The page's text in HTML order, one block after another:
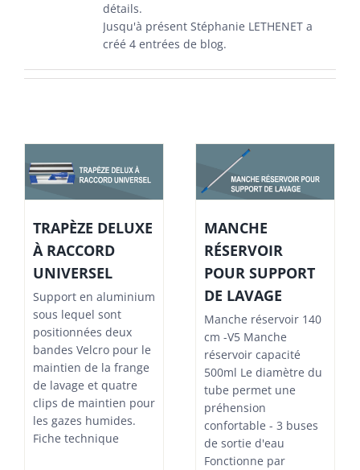
détails.
Jusqu'à présent Stéphanie LETHENET a
créé 4 entrées de blog.
TRAPÈZE DELUXE
À RACCORD
UNIVERSEL
Support en aluminium
sous lequel sont
positionnées deux
bandes Velcro pour le
maintien de la frange
de lavage et quatre
clips de maintien pour
les gazes humides.
Fiche technique
MANCHE
RÉSERVOIR
POUR SUPPORT
DE LAVAGE
Manche réservoir 140
cm -V5 Manche
réservoir capacité
500ml Le diamètre du
tube permet une
préhension
confortable - 3 buses
de sortie d'eau
Fonctionne par